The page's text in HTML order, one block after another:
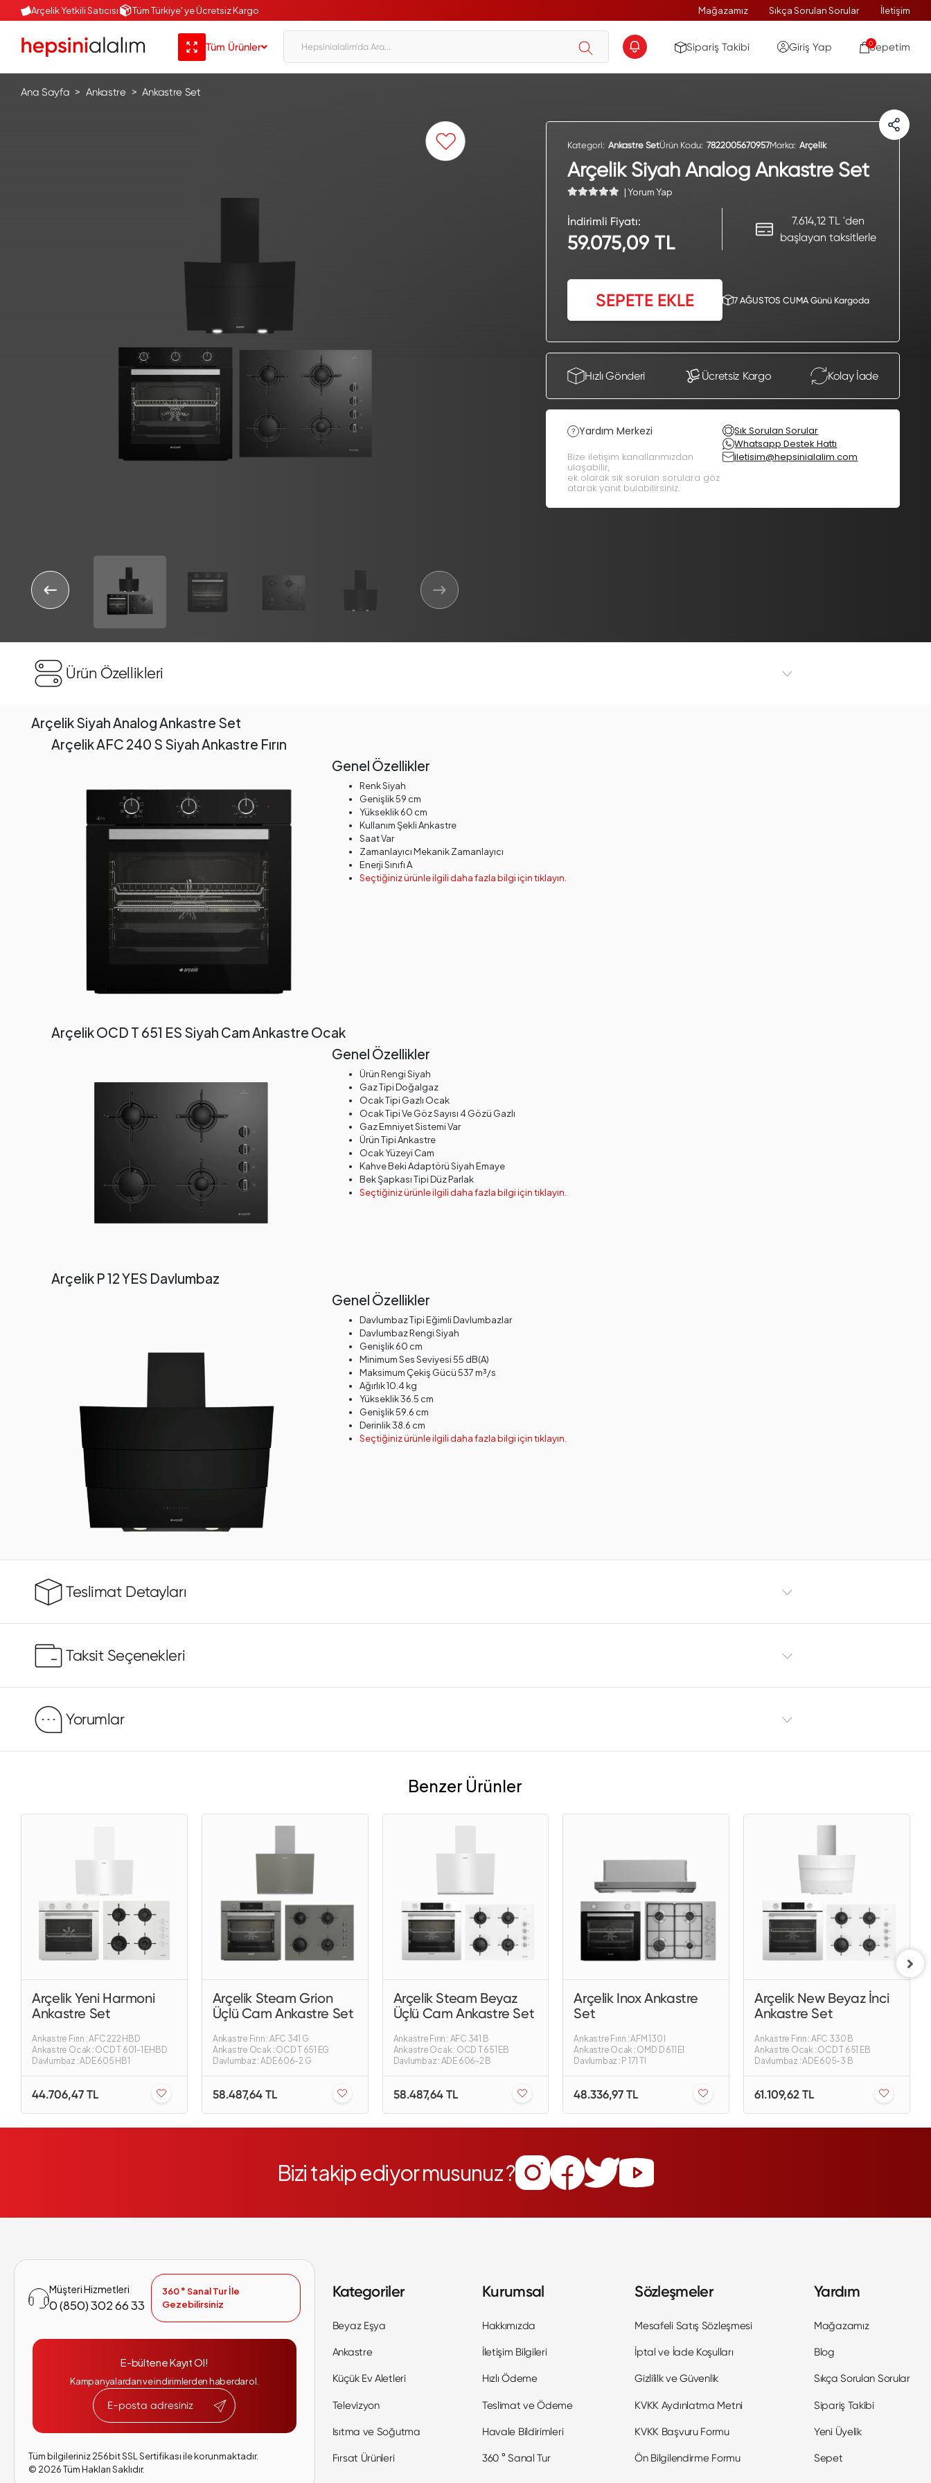
Arçelik Yetkili Satıcısı Tüm Türkiye' ye Ücretsiz Kargo Mağazamız Sıkça Sorulan Sorular İletişim
Tüm Ürünler Sipariş Takibi Giriş Yap 0
Sepetim
Ana Sayfa Ankastre Ankastre Set
Kategori: Ankastre SetÜrün Kodu: 7822005670957Marka: Arçelik
Arçelik Siyah Analog Ankastre Set
| Yorum Yap
İndirimli Fiyatı:
59.075,09 TL
7.614,12 TL 'den
başlayan taksitlerle
SEPETE EKLE 7 AĞUSTOS CUMA Günü Kargoda
Hızlı Gönderi Ücretsiz Kargo Kolay İade
Yardım Merkezi
Bize iletişim kanallarımızdan
ulaşabilir,
ek olarak sık sorulan sorulara göz
atarak yanıt bulabilirsiniz.
Sık Sorulan Sorular
Whatsapp Destek Hattı
iletisim@hepsinialalim.com
Ürün Özellikleri
Arçelik Siyah Analog Ankastre Set
Arçelik AFC 240 S Siyah Ankastre Fırın
Genel Özellikler
Renk Siyah
Genişlik 59 cm
Yükseklik 60 cm
Kullanım Şekli Ankastre
Saat Var
Zamanlayıcı Mekanik Zamanlayıcı
Enerji Sınıfı A
Seçtiğiniz ürünle ilgili daha fazla bilgi için tıklayın.
Arçelik OCD T 651 ES Siyah Cam Ankastre Ocak
Genel Özellikler
Ürün Rengi Siyah
Gaz Tipi Doğalgaz
Ocak Tipi Gazlı Ocak
Ocak Tipi Ve Göz Sayısı 4 Gözü Gazlı
Gaz Emniyet Sistemi Var
Ürün Tipi Ankastre
Ocak Yüzeyi Cam
Kahve Beki Adaptörü Siyah Emaye
Bek Şapkası Tipi Düz Parlak
Seçtiğiniz ürünle ilgili daha fazla bilgi için tıklayın.
Arçelik P 12 YES Davlumbaz
Genel Özellikler
Davlumbaz Tipi Eğimli Davlumbazlar
Davlumbaz Rengi Siyah
Genişlik 60 cm
Minimum Ses Seviyesi 55 dB(A)
Maksimum Çekiş Gücü 537 m³/s
Ağırlık 10.4 kg
Yükseklik 36.5 cm
Genişlik 59.6 cm
Derinlik 38.6 cm
Seçtiğiniz ürünle ilgili daha fazla bilgi için tıklayın.
Teslimat Detayları
Taksit Seçenekleri
Yorumlar
Benzer Ürünler
Arçelik Yeni Harmoni
Ankastre Set
Ankastre Fırın : AFC 222 HBD
Ankastre Ocak : OCD T 601-1 EHBD
Davlumbaz : ADE 605 HB1
44.706,47 TL
Arçelik Steam Grion
Üçlü Cam Ankastre Set
Ankastre Fırın : AFC 341 G
Ankastre Ocak : OCD T 651 EG
Davlumbaz : ADE 606-2 G
58.487,64 TL
Arçelik Steam Beyaz
Üçlü Cam Ankastre Set
Ankastre Fırın : AFC 341 B
Ankastre Ocak : OCD T 651 EB
Davlumbaz : ADE 606-2 B
58.487,64 TL
Arçelik Inox Ankastre
Set
Ankastre Fırın : AFM 130 I
Ankastre Ocak : OMD D 611 EI
Davlumbaz : P 171 TI
48.336,97 TL
Arçelik New Beyaz İnci
Ankastre Set
Ankastre Fırın : AFC 330 B
Ankastre Ocak : OCD T 651 EB
Davlumbaz : ADE 605-3 B
61.109,62 TL
Bizi takip ediyor musunuz ?
Müşteri Hizmetleri
0 (850) 302 66 33
360 ° Sanal Tur İle
Gezebilirsiniz
E-bültene Kayıt Ol!
Kampanyalardan ve indirimlerden haberdar ol.
Tüm bilgileriniz 256bit SSL Sertifikası ile korunmaktadır.
© 2026Tüm Hakları Saklıdır.
Kategoriler
Beyaz Eşya
Ankastre
Küçük Ev Aletleri
Televizyon
Isıtma ve Soğutma
Fırsat Ürünleri
Kurumsal
Hakkımızda
İletişim Bilgileri
Hızlı Ödeme
Teslimat ve Ödeme
Havale Bildirimleri
360 ° Sanal Tur
Sözleşmeler
Mesafeli Satış Sözleşmesi
İptal ve İade Koşulları
Gizlililk ve Güvenlik
KVKK Aydınlatma Metni
KVKK Başvuru Formu
Ön Bilgilendirme Formu
Yardım
Mağazamız
Blog
Sıkça Sorulan Sorular
Sipariş Takibi
Yeni Üyelik
Sepet